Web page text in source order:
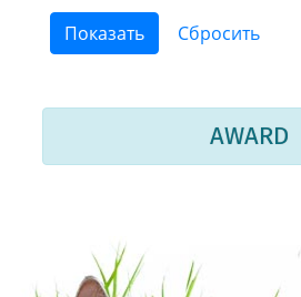
AWARD